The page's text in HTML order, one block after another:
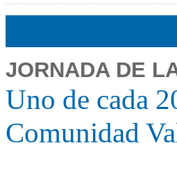
JORNADA DE
Uno de cada
Comunidad